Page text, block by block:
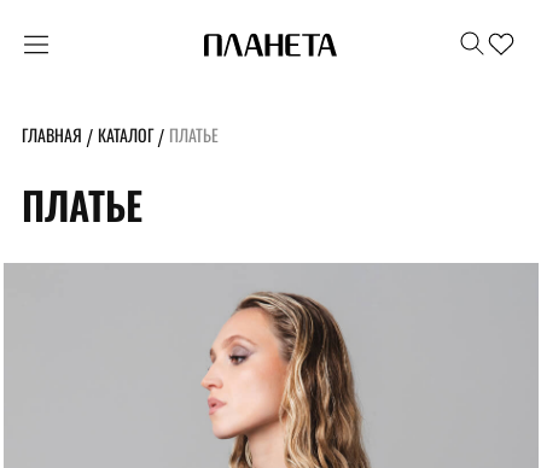
ГЛАВНАЯ / КАТАЛОГ/ ПЛАТЬЕ
ПЛАТЬЕ